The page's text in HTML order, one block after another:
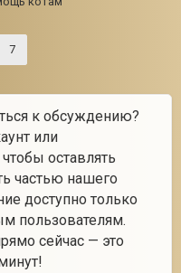
7
к обсуждению?
или
чтобы оставлять
частью нашего
доступно только
пользователям.
сейчас — это